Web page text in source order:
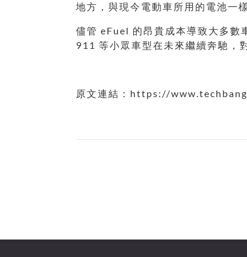
地方，與現今電動車所用的電池一
儘管 eFuel 的昂貴成本導致大多數
911 等小眾車型在未來繼續奔馳，
原文連結：https://